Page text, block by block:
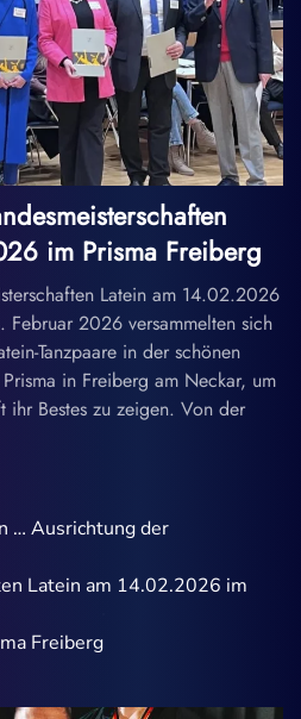
im Prisma Freiberg
Latein am 14.02.2026
Februar 2026 versammelten sich
Tanzpaare in der schönen
in Freiberg am Neckar, um
ihr Bestes zu zeigen. Von der
… Ausrichtung der
Latein am 14.02.2026 im
Freiberg